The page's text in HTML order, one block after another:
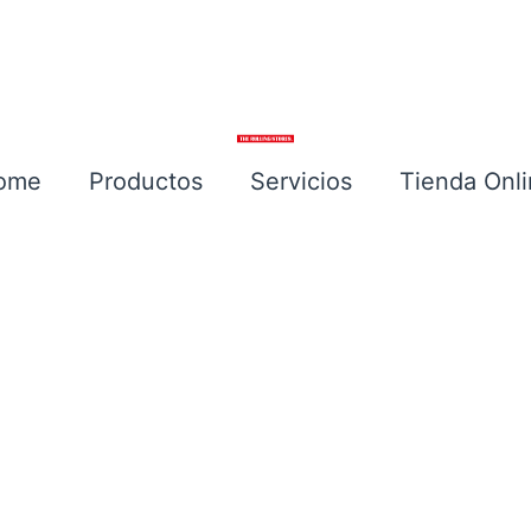
Productos Servicios
Tienda